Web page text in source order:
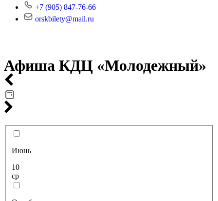
+7 (905) 847-76-66
orskbilety@mail.ru
Афиша КДЦ «Молодежный»
Июнь
10
ср